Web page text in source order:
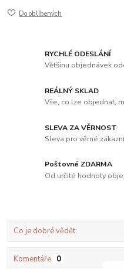
Do oblíbených
RYCHLÉ ODESLÁNÍ
Většinu objednávek
REÁLNÝ SKLAD
Vše, co lze objednat,
SLEVA ZA VĚRNOST
Sleva pro věrné
Poštovné ZDARMA
Od určité hodnoty
Co je dobré vědět:
Komentáře 0